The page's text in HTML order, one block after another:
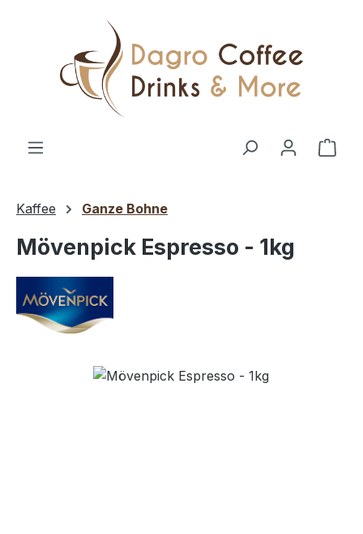
Zum Hauptinhalt springen
Kaffee Ganze Bohne
Mövenpick Espresso - 1kg
Bildergalerie überspringen